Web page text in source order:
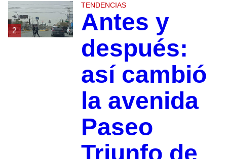
2
TENDENCIAS
Antes y
después:
así cambió
la avenida
Paseo
Triunfo de